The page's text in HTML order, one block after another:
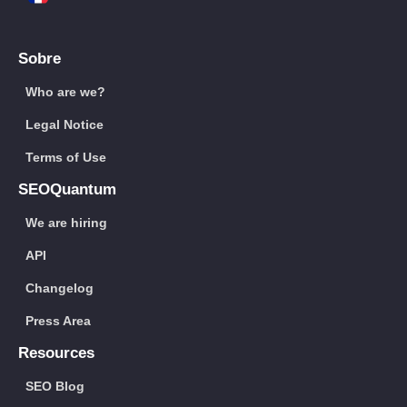
Sobre
Who are we?
Legal Notice
Terms of Use
SEOQuantum
We are hiring
API
Changelog
Press Area
Resources
SEO Blog